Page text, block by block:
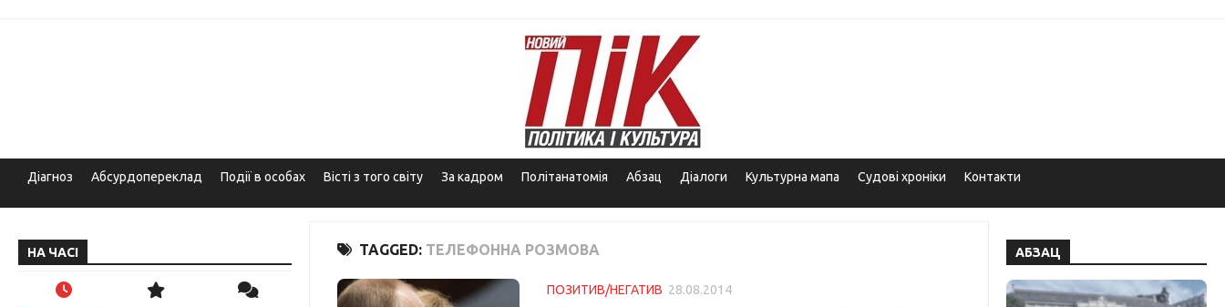
Діагноз Абсурдопереклад Події в особах Вісті з того світу За кадром Політанатомія Абзац Діалоги Культурна мапа Судові хроніки Контакти
TAGGED: ТЕЛЕФОННА РОЗМОВА
ПОЗИТИВ/НЕГАТИВ 28.08.2014
НА ЧАСІ АБЗАЦ